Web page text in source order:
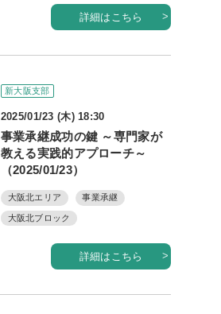
詳細はこちら
新大阪支部
2025/01/23 (木) 18:30
事業承継成功の鍵 ～専門家が
教える実践的アプローチ～
（2025/01/23）
大阪北エリア 事業承継
大阪北ブロック
詳細はこちら